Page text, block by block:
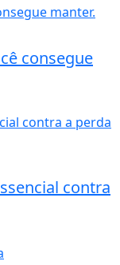
consegue
contra